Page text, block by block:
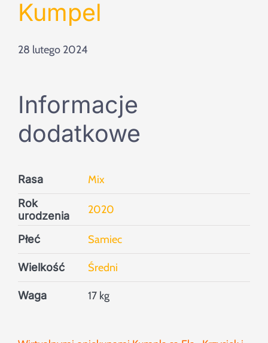
Szukaj
Kumpel
28 lutego 2024
Informacje
dodatkowe
Rasa Mix
Rok
urodzenia
2020
Płeć Samiec
Wielkość Średni
Waga 17 kg